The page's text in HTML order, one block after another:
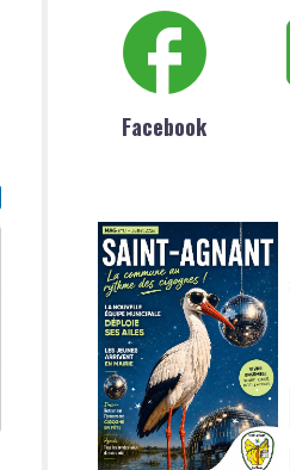
Facebook